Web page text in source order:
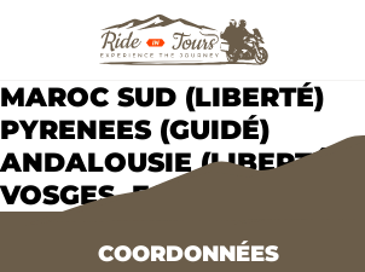
MAROC SUD (LIBERTÉ)
PYRENEES (GUIDÉ)
ANDALOUSIE (LIBERTÉ)
VOSGES, FORET NOIRE,
COORDONNÉES